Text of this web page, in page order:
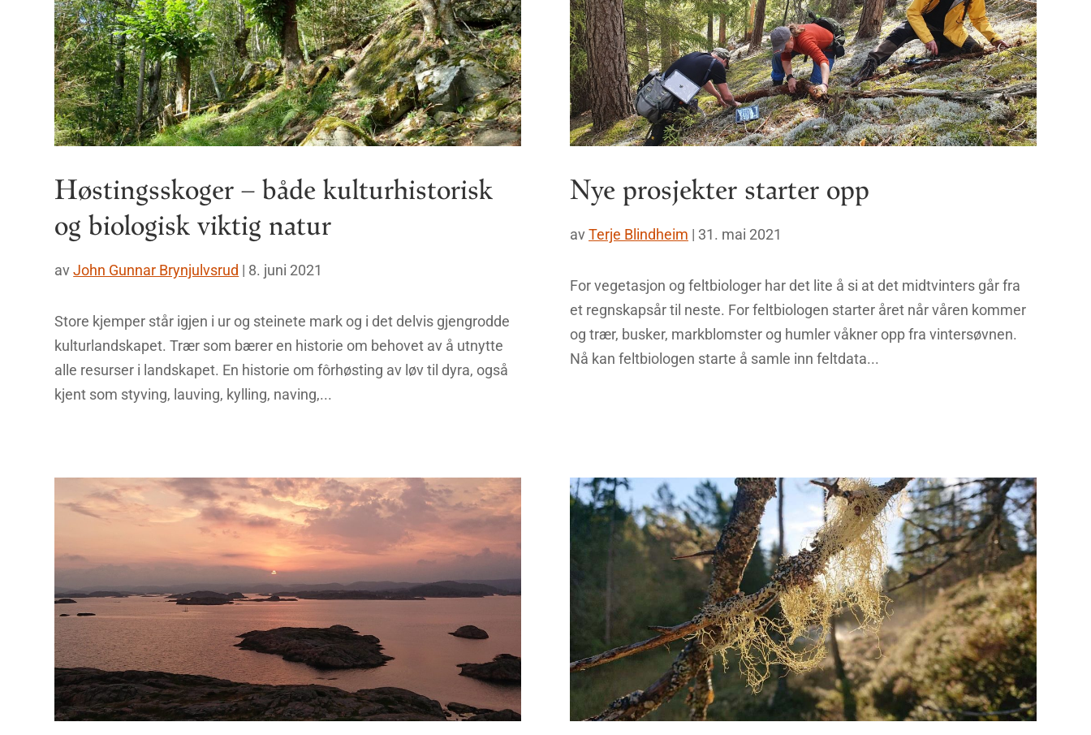
Høstingsskoger – både kulturhistorisk
og biologisk viktig natur
avJohn Gunnar Brynjulvsrud | 8. juni 2021
Store kjemper står igjen i ur og steinete mark og i det delvis gjengrodde
kulturlandskapet. Trær som bærer en historie om behovet av å utnytte
alle resurser i landskapet. En historie om fôrhøsting av løv til dyra, også
kjent som styving, lauving, kylling, naving,...
Nye prosjekter starter opp
avTerje Blindheim | 31. mai 2021
For vegetasjon og feltbiologer har det lite å si at det midtvinters går fra
et regnskapsår til neste. For feltbiologen starter året når våren kommer
og trær, busker, markblomster og humler våkner opp fra vintersøvnen.
Nå kan feltbiologen starte å samle inn feltdata...